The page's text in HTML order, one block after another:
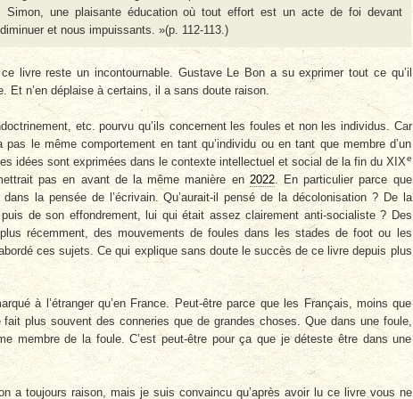
Simon, une plaisante éducation où tout effort est un acte de foi devant
et nous impuissants. »(p. 112-113.)
livre reste un incontournable. Gustave Le Bon a su exprimer tout ce qu’il
Et n’en déplaise à certains, il a sans doute raison.
etc. pourvu qu’ils concernent les foules et non les individus. Car
pas le même comportement en tant qu’individu ou en tant que membre d’un
idées sont exprimées dans le contexte intellectuel et social de la fin du XIXe
pas en avant de la même manière en2022. En particulier parce que
la pensée de l’écrivain. Qu’aurait-il pensé de la décolonisation ? De la
de son effondrement, lui qui était assez clairement anti-socialiste ? Des
récemment, des mouvements de foules dans les stades de foot ou les
ces sujets. Ce qui explique sans doute le succès de ce livre depuis plus
à l’étranger qu’en France. Peut-être parce que les Français, moins que
fait plus souvent des conneries que de grandes choses. Que dans une foule,
membre de la foule. C’est peut-être pour ça que je déteste être dans une
a toujours raison, mais je suis convaincu qu’après avoir lu ce livre vous ne